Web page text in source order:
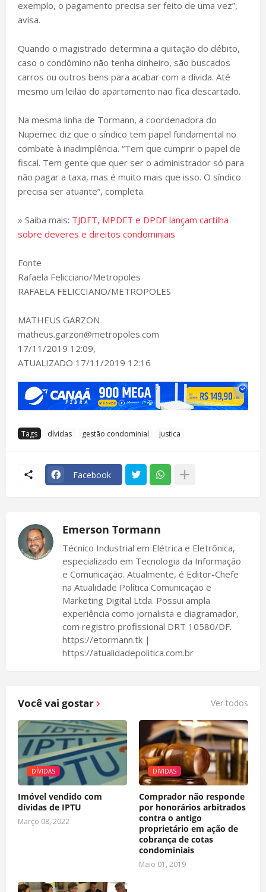
exemplo, o pagamento precisa ser feito de uma vez”,
avisa.
Quando o magistrado determina a quitação do débito,
caso o condômino não tenha dinheiro, são buscados
carros ou outros bens para acabar com a dívida. Até
mesmo um leilão do apartamento não fica descartado.
Na mesma linha de Tormann, a coordenadora do
Nupemec diz que o síndico tem papel fundamental no
combate à inadimplência. “Tem que cumprir o papel de
fiscal. Tem gente que quer ser o administrador só para
não pagar a taxa, mas é muito mais que isso. O síndico
precisa ser atuante”, completa.
» Saiba mais: TJDFT, MPDFT e DPDF lançam cartilha
sobre deveres e direitos condominiais
Fonte
Rafaela Felicciano/Metropoles
RAFAELA FELICCIANO/METROPOLES
MATHEUS GARZON
matheus.garzon@metropoles.com
17/11/2019 12:09,
ATUALIZADO 17/11/2019 12:16
Tags dívidas gestão condominial justica
Facebook
Emerson Tormann
Técnico Industrial em Elétrica e Eletrônica,
especializado em Tecnologia da Informação
e Comunicação. Atualmente, é Editor-Chefe
na Atualidade Política Comunicação e
Marketing Digital Ltda. Possui ampla
experiência como jornalista e diagramador,
com registro profissional DRT 10580/DF.
https://etormann.tk |
https://atualidadepolitica.com.br
Você vai gostar Ver todos
DÍVIDAS
Imóvel vendido com
dívidas de IPTU
Março 08, 2022
DÍVIDAS
Comprador não responde
por honorários arbitrados
contra o antigo
proprietário em ação de
cobrança de cotas
condominiais
Maio 01, 2019